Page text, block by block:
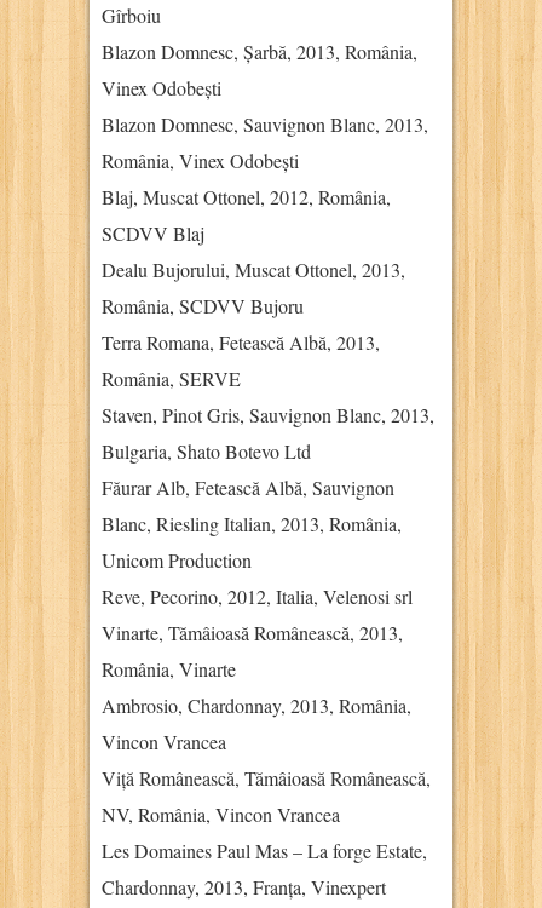
Gîrboiu
Blazon Domnesc, Șarbă, 2013, România,
Vinex Odobești
Blazon Domnesc, Sauvignon Blanc, 2013,
România, Vinex Odobești
Blaj, Muscat Ottonel, 2012, România,
SCDVV Blaj
Dealu Bujorului, Muscat Ottonel, 2013,
România, SCDVV Bujoru
Terra Romana, Fetească Albă, 2013,
România, SERVE
Staven, Pinot Gris, Sauvignon Blanc, 2013,
Bulgaria, Shato Botevo Ltd
Făurar Alb, Fetească Albă, Sauvignon
Blanc, Riesling Italian, 2013, România,
Unicom Production
Reve, Pecorino, 2012, Italia, Velenosi srl
Vinarte, Tămâioasă Românească, 2013,
România, Vinarte
Ambrosio, Chardonnay, 2013, România,
Vincon Vrancea
Viță Românească, Tămâioasă Românească,
NV, România, Vincon Vrancea
Les Domaines Paul Mas – La forge Estate,
Chardonnay, 2013, Franța, Vinexpert